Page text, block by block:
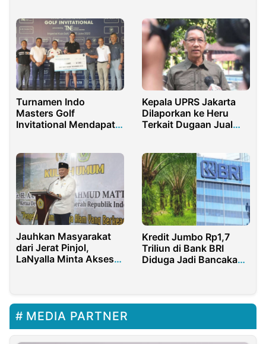
Turnamen Indo
Masters Golf
Invitational Mendapat
Kepala UPRS Jakarta
Dilaporkan ke Heru
Terkait Dugaan Jual
Jauhkan Masyarakat
dari Jerat Pinjol,
LaNyalla Minta Akses
Kredit Jumbo Rp1,7
Triliun di Bank BRI
Diduga Jadi Bancakan,
MEDIA PARTNER